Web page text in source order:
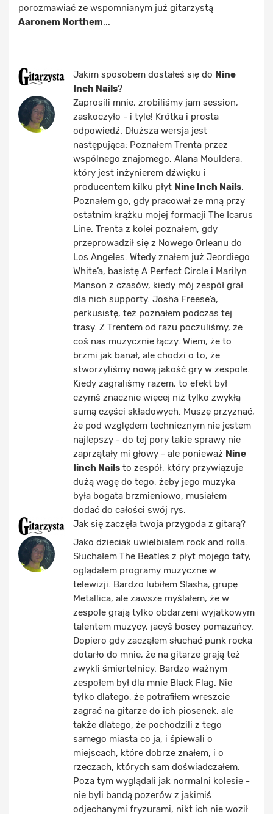
porozmawiać ze wspomnianym już gitarzystą
Aaronem Northem...
Jakim sposobem dostałeś się do Nine
Inch Nails?
Zaprosili mnie, zrobiliśmy jam session,
zaskoczyło - i tyle! Krótka i prosta
odpowiedź. Dłuższa wersja jest
następująca: Poznałem Trenta przez
wspólnego znajomego, Alana Mouldera,
który jest inżynierem dźwięku i
producentem kilku płyt Nine Inch Nails.
Poznałem go, gdy pracował ze mną przy
ostatnim krążku mojej formacji The Icarus
Line. Trenta z kolei poznałem, gdy
przeprowadził się z Nowego Orleanu do
Los Angeles. Wtedy znałem już Jeordiego
White’a, basistę A Perfect Circle i Marilyn
Manson z czasów, kiedy mój zespół grał
dla nich supporty. Josha Freese’a,
perkusistę, też poznałem podczas tej
trasy. Z Trentem od razu poczuliśmy, że
coś nas muzycznie łączy. Wiem, że to
brzmi jak banał, ale chodzi o to, że
stworzyliśmy nową jakość gry w zespole.
Kiedy zagraliśmy razem, to efekt był
czymś znacznie więcej niż tylko zwykłą
sumą części składowych. Muszę przyznać,
że pod względem technicznym nie jestem
najlepszy - do tej pory takie sprawy nie
zaprzątały mi głowy - ale ponieważ Nine
Iinch Nails to zespół, który przywiązuje
dużą wagę do tego, żeby jego muzyka
była bogata brzmieniowo, musiałem
dodać do całości swój rys.
Jak się zaczęła twoja przygoda z gitarą?
Jako dzieciak uwielbiałem rock and rolla.
Słuchałem The Beatles z płyt mojego taty,
oglądałem programy muzyczne w
telewizji. Bardzo lubiłem Slasha, grupę
Metallica, ale zawsze myślałem, że w
zespole grają tylko obdarzeni wyjątkowym
talentem muzycy, jacyś boscy pomazańcy.
Dopiero gdy zacząłem słuchać punk rocka
dotarło do mnie, że na gitarze grają też
zwykli śmiertelnicy. Bardzo ważnym
zespołem był dla mnie Black Flag. Nie
tylko dlatego, że potrafiłem wreszcie
zagrać na gitarze do ich piosenek, ale
także dlatego, że pochodzili z tego
samego miasta co ja, i śpiewali o
miejscach, które dobrze znałem, i o
rzeczach, których sam doświadczałem.
Poza tym wyglądali jak normalni kolesie -
nie byli bandą pozerów z jakimiś
odjechanymi fryzurami, nikt ich nie woził